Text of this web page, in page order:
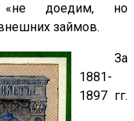
«не доедим, но
займов.
За
1881-
1897 гг.